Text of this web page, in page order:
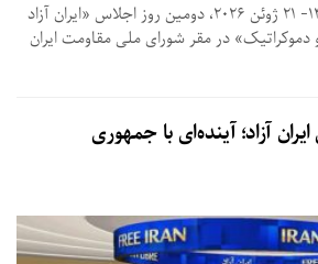
روز یکشنبه ۳۱ خرداد ۱۴۰۵- ۲۱ ژوئن ۲۰۲۶، دومین روز اجلاس «ایران آزاد
دموکراتیک» در مقر شورای ملی مقاومت ایران
آزاد؛ آینده‌ای با جمهوری